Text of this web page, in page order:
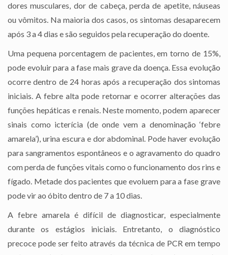
dores musculares, dor de cabeça, perda de apetite, náuseas
ou vômitos. Na maioria dos casos, os sintomas desaparecem
após 3 a 4 dias e são seguidos pela recuperação do doente.
Uma pequena porcentagem de pacientes, em torno de 15%,
pode evoluir para a fase mais grave da doença. Essa evolução
ocorre dentro de 24 horas após a recuperação dos sintomas
iniciais. A febre alta pode retornar e ocorrer alterações das
funções hepáticas e renais. Neste momento, podem aparecer
sinais como icterícia (de onde vem a denominação ‘febre
amarela’), urina escura e dor abdominal. Pode haver evolução
para sangramentos espontâneos e o agravamento do quadro
com perda de funções vitais como o funcionamento dos rins e
fígado. Metade dos pacientes que evoluem para a fase grave
pode vir ao óbito dentro de 7 a 10 dias.
A febre amarela é difícil de diagnosticar, especialmente
durante os estágios iniciais. Entretanto, o diagnóstico
precoce pode ser feito através da técnica de PCR em tempo